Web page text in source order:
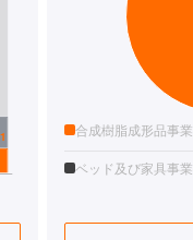
合成樹脂成形品事業
ベッド及び家具事業